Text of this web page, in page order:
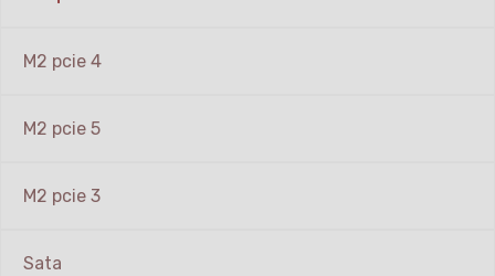
M2 pcie 4
M2 pcie 5
M2 pcie 3
Sata